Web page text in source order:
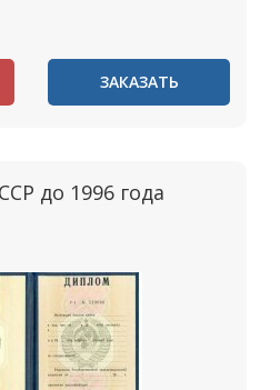
ЗАКАЗАТЬ
до 1996 года